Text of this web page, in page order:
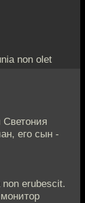
non olet
его сын -
erubescit.